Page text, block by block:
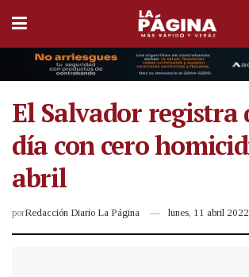
El Salvador
día con cero
abril
porRedacción Diario La Página lunes, 11 abril